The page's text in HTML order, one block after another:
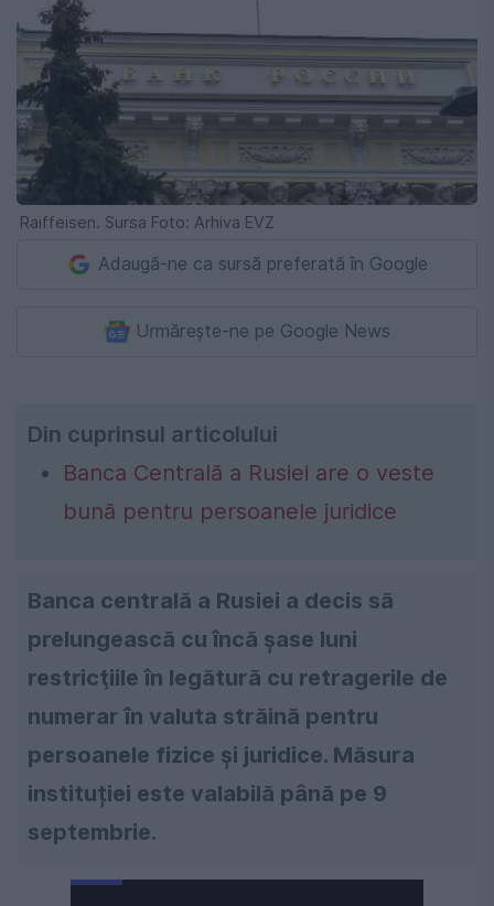
Raiffeisen. Sursa Foto: Arhiva EVZ
Adaugă-ne ca sursă preferată în Google
Urmărește-ne pe Google News
Din cuprinsul articolului
Banca Centrală a Rusiei are o veste
bună pentru persoanele juridice
Banca centrală a Rusiei a decis să
prelungească cu încă șase luni
restricţiile în legătură cu retragerile de
numerar în valuta străină pentru
persoanele fizice şi juridice. Măsura
instituției este valabilă până pe 9
septembrie.